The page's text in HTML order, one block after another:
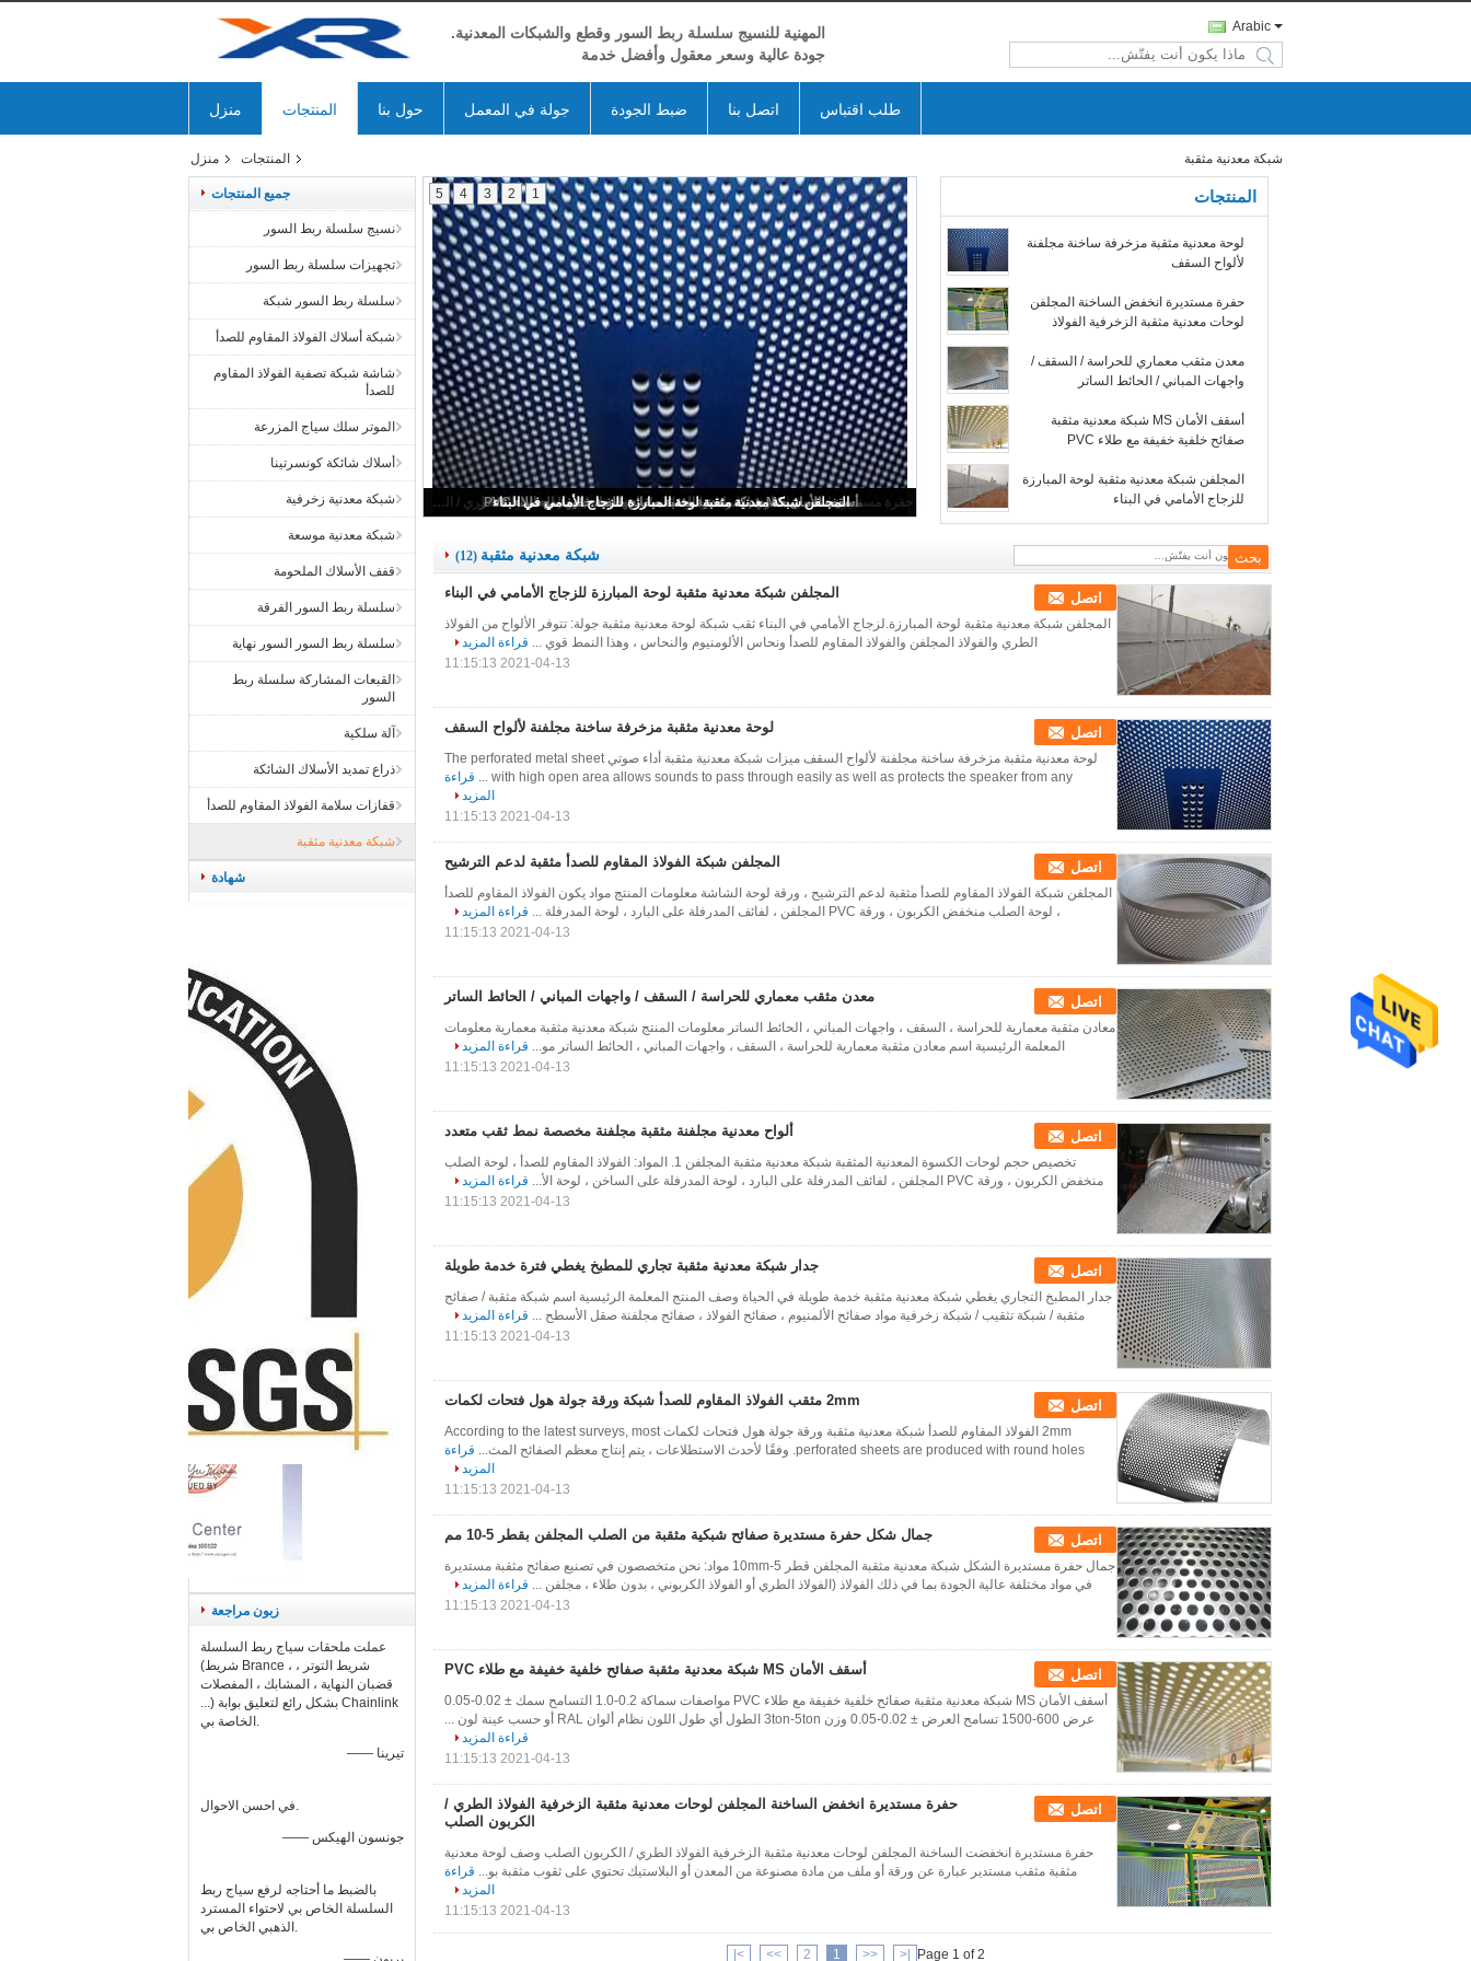
المهنية للنسيج سلسلة ربط السور وقطع والشبكات المعدنية.
جودة عالية وسعر معقول وأفضل خدمة
Arabic
search
منزل المنتجات حول بنا جولة في المعمل ضبط الجودة اتصل بنا طلب اقتباس
منزل المنتجات شبكة معدنية مثقبة
جميع المنتجات
نسيج سلسلة ربط السور
تجهيزات سلسلة ربط السور
سلسلة ربط السور شبكة
شبكة أسلاك الفولاذ المقاوم للصدأ
شاشة شبكة تصفية الفولاذ المقاوم
للصدأ
الموتر سلك سياج المزرعة
أسلاك شائكة كونسرتينا
شبكة معدنية زخرفية
شبكة معدنية موسعة
قفف الأسلاك الملحومة
سلسلة ربط السور الفرقة
سلسلة ربط السور السور نهاية
القبعات المشاركة سلسلة ربط
السور
آلة سلكية
ذراع تمديد الأسلاك الشائكة
قفازات سلامة الفولاذ المقاوم للصدأ
شبكة معدنية مثقبة
شهادة
زبون مراجعة
عملت ملحقات سياج ربط السلسلة
(شريط Brance ، شريط التوتر ،
قضبان النهاية ، المشابك ، المفصلات
...) بشكل رائع لتعليق بوابة Chainlink
الخاصة بي.
—— تيرينا
في احسن الاحوال.
—— جونسون الهيكس
بالضبط ما أحتاجه لرفع سياج ربط
السلسلة الخاص بي لاحتواء المسترد
الذهبي الخاص بي.
لوحة معدنية مثقبة مزخرفة ساخنة مجلفنة لألواح السقف
1
2
3
4
5 المنتجات
لوحة معدنية مثقبة مزخرفة ساخنة مجلفنة
لألواح السقف
حفرة مستديرة انخفض الساخنة المجلفن
لوحات معدنية مثقبة الزخرفية الفولاذ
معدن مثقب معماري للحراسة / السقف /
واجهات المباني / الحائط الساتر
أسقف الأمان MS شبكة معدنية مثقبة
صفائح خلفية خفيفة مع طلاء PVC
المجلفن شبكة معدنية مثقبة لوحة المبارزة
للزجاج الأمامي في البناء
شبكة معدنية مثقبة (12)
المجلفن شبكة معدنية مثقبة لوحة المبارزة للزجاج الأمامي في البناء اتصل
المجلفن شبكة معدنية مثقبة لوحة المبارزة.لزجاج الأمامي في البناء ثقب شبكة لوحة معدنية مثقبة جولة: تتوفر الألواح من الفولاذ
الطري والفولاذ المجلفن والفولاذ المقاوم للصدأ ونحاس الألومنيوم والنحاس ، وهذا النمط قوي ... قراءة المزيد
2021-04-13 11:15:13
لوحة معدنية مثقبة مزخرفة ساخنة مجلفنة لألواح السقف اتصل
لوحة معدنية مثقبة مزخرفة ساخنة مجلفنة لألواح السقف ميزات شبكة معدنية مثقبة أداء صوتي The perforated metal sheet
with high open area allows sounds to pass through easily as well as protects the speaker from any ...
قراءة
المزيد
2021-04-13 11:15:13
المجلفن شبكة الفولاذ المقاوم للصدأ مثقبة لدعم الترشيح اتصل
المجلفن شبكة الفولاذ المقاوم للصدأ مثقبة لدعم الترشيح ، ورقة لوحة الشاشة معلومات المنتج مواد يكون الفولاذ المقاوم للصدأ
، لوحة الصلب منخفض الكربون ، ورقة PVC المجلفن ، لفائف المدرفلة على البارد ، لوحة المدرفلة ...
قراءة المزيد
2021-04-13 11:15:13
معدن مثقب معماري للحراسة / السقف / واجهات المباني / الحائط الساتر اتصل
معادن مثقبة معمارية للحراسة ، السقف ، واجهات المباني ، الحائط الساتر معلومات المنتج شبكة معدنية مثقبة معمارية معلومات
المعلمة الرئيسية اسم معادن مثقبة معمارية للحراسة ، السقف ، واجهات المباني ، الحائط الساتر مو... قراءة المزيد
2021-04-13 11:15:13
ألواح معدنية مجلفنة مثقبة مجلفنة مخصصة نمط ثقب متعدد اتصل
تخصيص حجم لوحات الكسوة المعدنية المثقبة شبكة معدنية مثقبة المجلفن 1. المواد: الفولاذ المقاوم للصدأ ، لوحة الصلب
منخفض الكربون ، ورقة PVC المجلفن ، لفائف المدرفلة على البارد ، لوحة المدرفلة على الساخن ، لوحة الأ...
قراءة المزيد
2021-04-13 11:15:13
جدار شبكة معدنية مثقبة تجاري للمطبخ يغطي فترة خدمة طويلة اتصل
جدار المطبخ التجاري يغطي شبكة معدنية مثقبة خدمة طويلة في الحياة وصف المنتج المعلمة الرئيسية اسم شبكة مثقبة / صفائح
مثقبة / شبكة تثقيب / شبكة زخرفية مواد صفائح الألمنيوم ، صفائح الفولاذ ، صفائح مجلفنة صقل الأسطح ... قراءة المزيد
2021-04-13 11:15:13
2mm مثقب الفولاذ المقاوم للصدأ شبكة ورقة جولة هول فتحات لكمات اتصل
2mm الفولاذ المقاوم للصدأ شبكة معدنية مثقبة ورقة جولة هول فتحات لكمات According to the latest surveys, most
perforated sheets are produced with round holes. وفقًا لأحدث الاستطلاعات ، يتم إنتاج معظم الصفائح المث...
قراءة
المزيد
2021-04-13 11:15:13
جمال شكل حفرة مستديرة صفائح شبكية مثقبة من الصلب المجلفن بقطر 5-10 مم اتصل
جمال حفرة مستديرة الشكل شبكة معدنية مثقبة المجلفن قطر 5-10mm مواد: نحن متخصصون في تصنيع صفائح مثقبة مستديرة
في مواد مختلفة عالية الجودة بما في ذلك الفولاذ (الفولاذ الطري أو الفولاذ الكربوني ، بدون طلاء ، مجلفن ... قراءة المزيد
2021-04-13 11:15:13
أسقف الأمان MS شبكة معدنية مثقبة صفائح خلفية خفيفة مع طلاء PVC اتصل
أسقف الأمان MS شبكة معدنية مثقبة صفائح خلفية خفيفة مع طلاء PVC مواصفات سماكة 0.2-1.0 التسامح سمك ± 0.02-0.05
عرض 600-1500 تسامح العرض ± 0.02-0.05 وزن 3ton-5ton الطول أي طول اللون نظام ألوان RAL أو حسب عينة لون ...
قراءة المزيد
2021-04-13 11:15:13
حفرة مستديرة انخفض الساخنة المجلفن لوحات معدنية مثقبة الزخرفية الفولاذ الطري /
الكربون الصلب
اتصل
حفرة مستديرة انخفضت الساخنة المجلفن لوحات معدنية مثقبة الزخرفية الفولاذ الطري / الكربون الصلب وصف لوحة معدنية
مثقبة مثقب مستدير عبارة عن ورقة أو ملف من مادة مصنوعة من المعدن أو البلاستيك تحتوي على ثقوب مثقبة بو... قراءة
المزيد
2021-04-13 11:15:13
Page 1 of 2
|<
<<
1
2
>>
>|